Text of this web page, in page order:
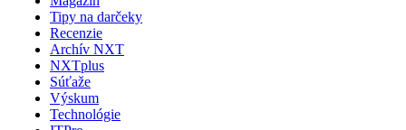
Tipy na darčeky
Recenzie
Archív NXT
NXTplus
Súťaže
Výskum
Technológie